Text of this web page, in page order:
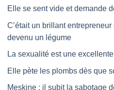
Elle se sent vide et demande
C’était un brillant
devenu un légume
La sexualité est une
Elle pète les plombs dès que
Meskine : il subit la sabotage